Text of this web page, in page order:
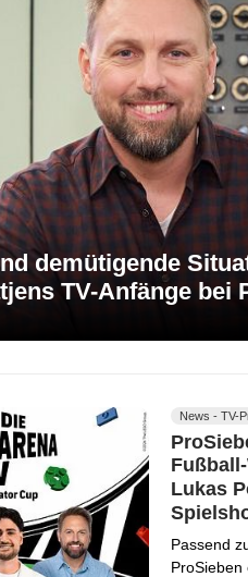
demütigende
TV-Anfänge bei
News - TV-
Lukas
Passend